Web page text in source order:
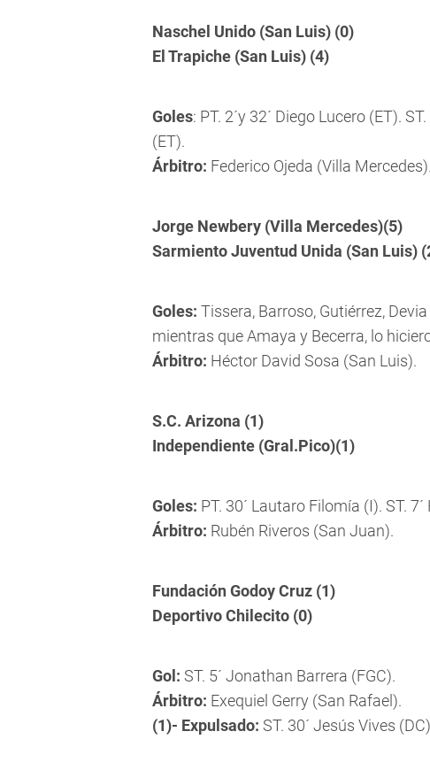
Naschel Unido (San Luis) (0)
El Trapiche (San Luis) (4)
Goles: PT. 2´y 32´ Diego Lucero (ET).
(ET).
Árbitro: Federico Ojeda (Villa Mercedes).
Jorge Newbery (Villa Mercedes)(5)
Sarmiento Juventud Unida (San Luis)
Goles: Tissera, Barroso, Gutiérrez,
mientras que Amaya y Becerra, lo
Árbitro: Héctor David Sosa (San Luis).
S.C. Arizona (1)
Independiente (Gral.Pico)(1)
Goles: PT. 30´ Lautaro Filomía (I). ST.
Árbitro: Rubén Riveros (San Juan).
Fundación Godoy Cruz (1)
Deportivo Chilecito (0)
Gol: ST. 5´ Jonathan Barrera (FGC).
Árbitro: Exequiel Gerry (San Rafael).
(1)- Expulsado: ST. 30´ Jesús Vives